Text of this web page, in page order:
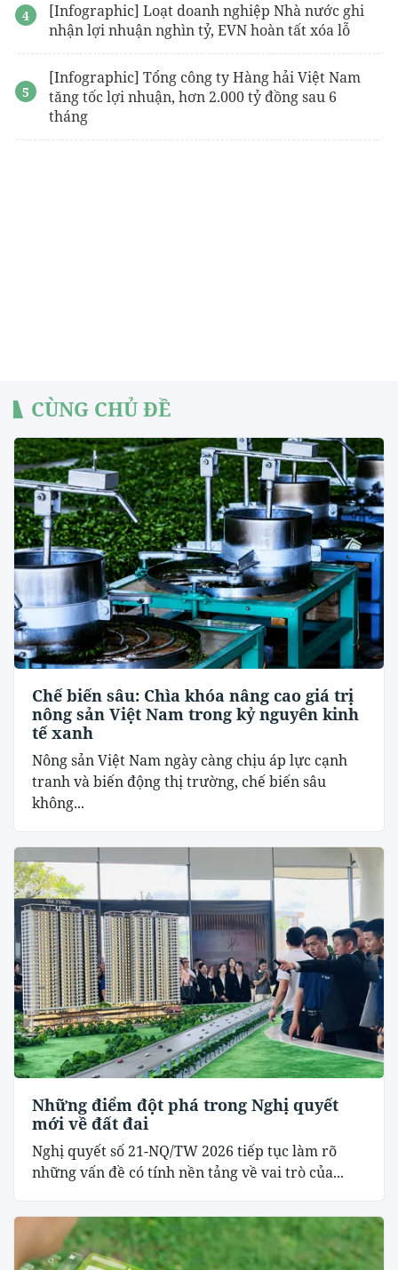
[Infographic] Loạt doanh nghiệp Nhà nước ghi
nhận lợi nhuận nghìn tỷ, EVN hoàn tất xóa lỗ
[Infographic] Tổng công ty Hàng hải Việt Nam
tăng tốc lợi nhuận, hơn 2.000 tỷ đồng sau 6
tháng
CÙNG CHỦ ĐỀ
Chế biến sâu: Chìa khóa nâng cao giá trị
nông sản Việt Nam trong kỷ nguyên kinh
tế xanh
Nông sản Việt Nam ngày càng chịu áp lực cạnh
tranh và biến động thị trường, chế biến sâu
không...
Những điểm đột phá trong Nghị quyết
mới về đất đai
Nghị quyết số 21-NQ/TW 2026 tiếp tục làm rõ
những vấn đề có tính nền tảng về vai trò của...